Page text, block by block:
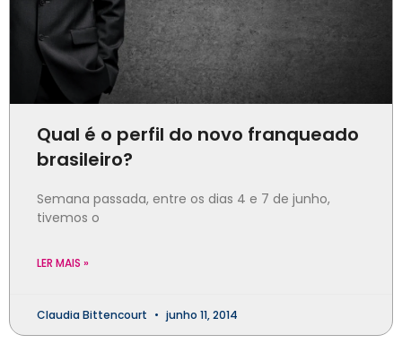
Qual é o perfil do novo franqueado
brasileiro?
Semana passada, entre os dias 4 e 7 de junho,
tivemos o
LER MAIS »
Claudia Bittencourt junho 11, 2014